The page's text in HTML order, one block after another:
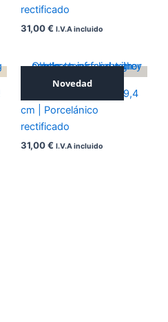
rectificado
31,00€ I.V.A incluido
Novedad
ICONIC GREY 59,4×59,4
cm | Porcelánico
rectificado
31,00€ I.V.A incluido